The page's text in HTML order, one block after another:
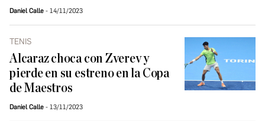
Daniel Calle 14/11/2023
TENIS
Alcaraz choca con Zverev y
pierde en su estreno en la Copa
de Maestros
Daniel Calle 13/11/2023